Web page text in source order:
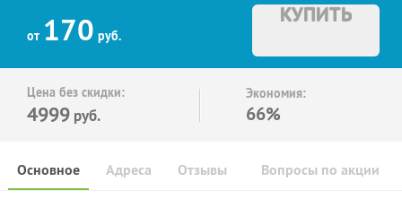
от 170 руб.
КУПИТЬ
Цена без скидки:
4999 руб.
Экономия:
66%
Основное Отзывы Вопросы по акции
Адреса